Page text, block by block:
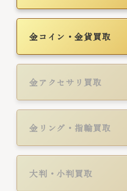
金コイン・金貨買取
金アクセサリ買取
金リング・指輪買取
大判・小判買取